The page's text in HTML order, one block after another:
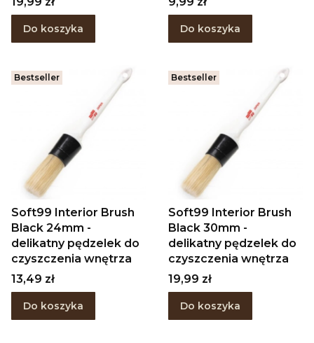
Do koszyka Do koszyka
Bestseller
Soft99 Interior Brush
Black 24mm -
delikatny pędzelek do
czyszczenia wnętrza
Cena
13,49 zł
Do koszyka
Bestseller
Soft99 Interior Brush
Black 30mm -
delikatny pędzelek do
czyszczenia wnętrza
Cena
19,99 zł
Do koszyka